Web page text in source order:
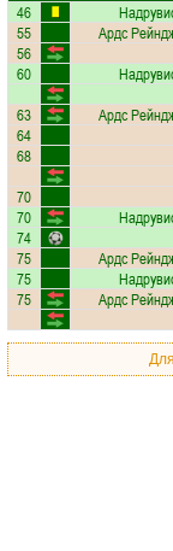
46
55 Ардс
56
60
63 Ардс
64
68
70
70
74
75 Ардс
75
75 Ардс